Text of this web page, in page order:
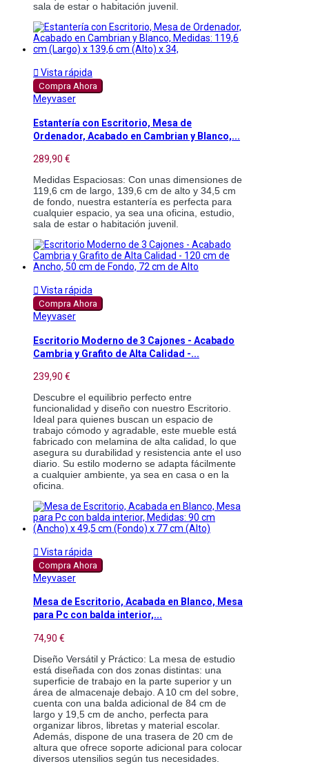
sala de estar o habitación juvenil.
 Vista rápida
Compra Ahora
Meyvaser
Estantería con Escritorio, Mesa de
Ordenador, Acabado en Cambrian y Blanco,...
289,90 €
Medidas Espaciosas: Con unas dimensiones de
119,6 cm de largo, 139,6 cm de alto y 34,5 cm
de fondo, nuestra estantería es perfecta para
cualquier espacio, ya sea una oficina, estudio,
sala de estar o habitación juvenil.
 Vista rápida
Compra Ahora
Meyvaser
Escritorio Moderno de 3 Cajones - Acabado
Cambria y Grafito de Alta Calidad -...
239,90 €
Descubre el equilibrio perfecto entre
funcionalidad y diseño con nuestro Escritorio.
Ideal para quienes buscan un espacio de
trabajo cómodo y agradable, este mueble está
fabricado con melamina de alta calidad, lo que
asegura su durabilidad y resistencia ante el uso
diario. Su estilo moderno se adapta fácilmente
a cualquier ambiente, ya sea en casa o en la
oficina.
 Vista rápida
Compra Ahora
Meyvaser
Mesa de Escritorio, Acabada en Blanco, Mesa
para Pc con balda interior,...
74,90 €
Diseño Versátil y Práctico: La mesa de estudio
está diseñada con dos zonas distintas: una
superficie de trabajo en la parte superior y un
área de almacenaje debajo. A 10 cm del sobre,
cuenta con una balda adicional de 84 cm de
largo y 19,5 cm de ancho, perfecta para
organizar libros, libretas y material escolar.
Además, dispone de una trasera de 20 cm de
altura que ofrece soporte adicional para colocar
diversos utensilios según tus necesidades.